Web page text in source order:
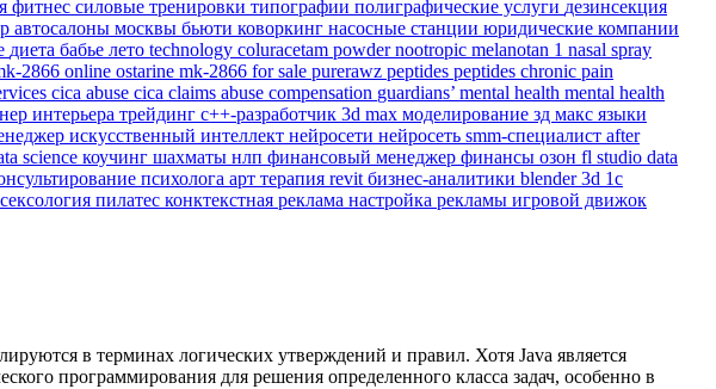
фитнес силовые тренировки типографии полиграфические услуги дезинсекция
автосалоны москвы бьюти коворкинг насосные станции юридические компании
диета бабье лето technology coluracetam powdernootropic melanotan 1 nasal spray
2866 online ostarine mk-2866 for sale purerawz peptides peptides chronic pain
cica abuse cica claims abuse compensation guardians’ mental health mental health
интерьера трейдинг c++-разработчик 3d max моделирование зд макс языки
искусственный интеллект нейросети нейросеть smm-специалист after
science коучинг шахматы нлп финансовый менеджер финансы озон fl studio data
психолога арт терапия revit бизнес-аналитики blender 3d 1с
сексология пилатес конктекстная реклама настройка рекламы игровой движок
в терминах логических утверждений и правил. Хотя Java является
программирования для решения определенного класса задач, особенно в